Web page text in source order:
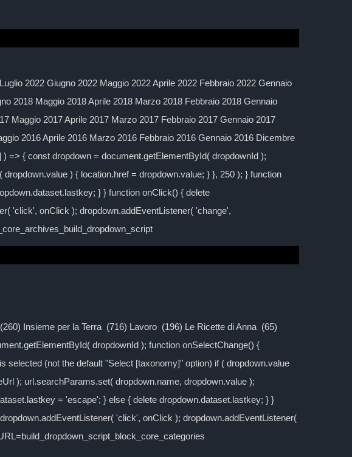
2022 Giugno 2022 Maggio 2022 Aprile 2022 Febbraio 2022 Gennaio
2018 Maggio 2018 Aprile 2018 Marzo 2018 Febbraio 2018 Gennaio
Maggio 2017 Aprile 2017 Marzo 2017 Febbraio 2017 Gennaio 2017
2016 Aprile 2016 Marzo 2016 Febbraio 2016 Gennaio 2016 Dicembre
=> { const dropdown = document.getElementById( dropdownId );
) { location.href = dropdown.value; } }, 250 ); } function
} } function onClick() { delete
'click', onClick ); dropdown.addEventListener( 'change',
Insieme per la Terra (716) Lavoro (196) Le Ricette di Anna (65)
dropdownId ); function onSelectChange() {
(not the default "Select [taxonomy]" option) if ( dropdown.value
); url.searchParams.set( dropdown.name, dropdown.value );
= 'escape'; } else { delete dropdown.dataset.lastkey; } }
'click', onClick ); dropdown.addEventListener(